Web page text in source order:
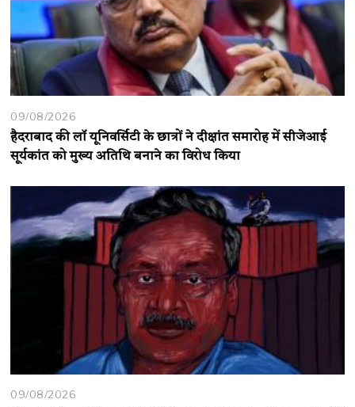
09/08/2026
हैदराबाद की लॉ यूनिवर्सिटी के छात्रों ने दीक्षांत समारोह में सीजेआई
सूर्यकांत को मुख्य अतिथि बनाने का विरोध किया
09/08/2026